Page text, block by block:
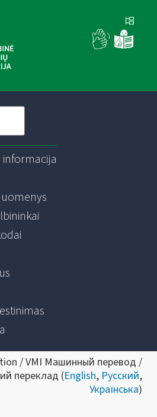
/ VMI Машинный перевод /
переклад (English, Русский,
Українська)